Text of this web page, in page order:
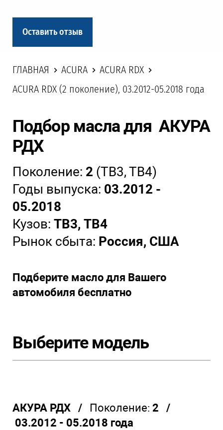
Оставить отзыв
ГЛАВНАЯ ACURA
ACURA RDX
ACURA RDX (2 поколение), 03.2012-05.2018 года
Подбор масла для АКУРА
РДХ
Поколение: 2 (TB3, TB4)
Годы выпуска: 03.2012 -
05.2018
Кузов: TB3, TB4
Рынок сбыта: Россия, США
Подберите масло для Вашего
автомобиля бесплатно
Выберите модель
АКУРА РДХ / Поколение: 2 /
03.2012 - 05.2018 года